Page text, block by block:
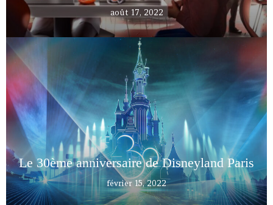
août 17, 2022
Le 30ème anniversaire de Disneyland Paris
février 15, 2022